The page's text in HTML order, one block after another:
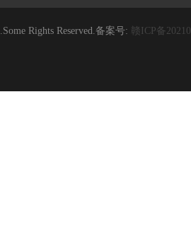
.Some Rights Reserved.备案号: 赣ICP备